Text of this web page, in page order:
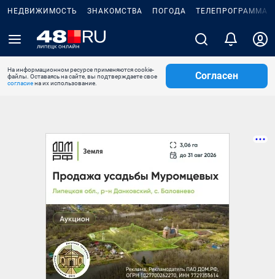
НЕДВИЖИМОСТЬ ЗНАКОМСТВА ПОГОДА ТЕЛЕПРОГРАММА
На информационном ресурсе применяются cookie-
файлы. Оставаясь на сайте, вы подтверждаете свое
согласиена их использование.
Согласен